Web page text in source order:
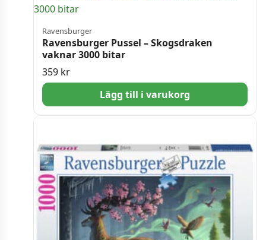
Ravensburger
Ravensburger Pussel – Skogsdraken
vaknar 3000 bitar
359 kr
Lägg till i varukorg